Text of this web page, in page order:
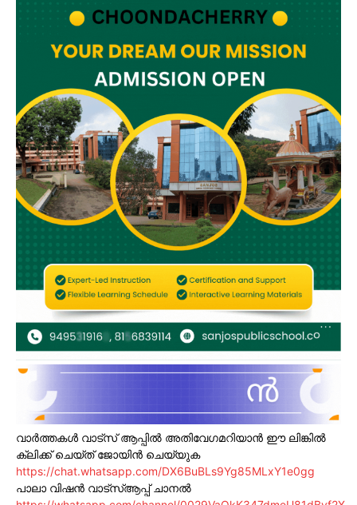
വാർത്തകൾ വാട്സ് ആപ്പിൽ അതിവേഗമറിയാൻ ഈ ലിങ്കിൽ
ക്ലിക്ക് ചെയ്ത് ജോയിൻ ചെയ്യുക
https://chat.whatsapp.com/DX6BuBLs9Yg85MLxY1e0gg
പാലാ വിഷൻ വാട്സ്ആപ്പ് ചാനൽ